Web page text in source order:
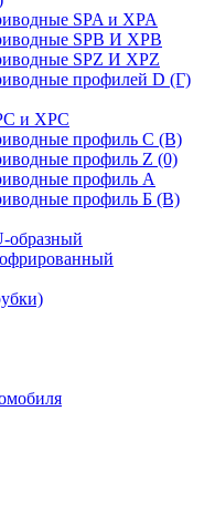
SPA и XPA
SPB И XPB
SPZ И XPZ
профилей D (Г)
и XPC
профиль C (В)
профиль Z (0)
профиль А
профиль Б (B)
образный